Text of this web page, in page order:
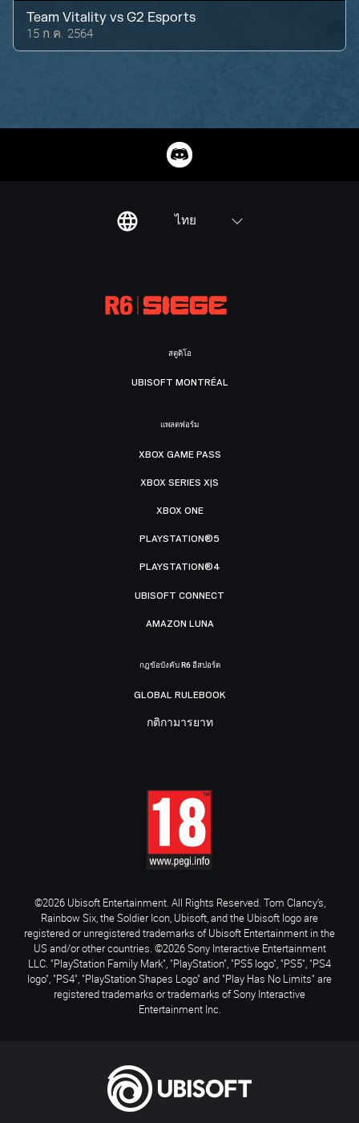
Team Vitality vsG2 Esports
15 ก.ค. 2564
ไทย
สตูดิโอ
UBISOFT MONTRÉAL
แพลตฟอร์ม
XBOX GAME PASS
XBOX SERIES X|S
XBOX ONE
PLAYSTATION®5
PLAYSTATION®4
UBISOFT CONNECT
AMAZON LUNA
กฎข้อบังคับ R6 อีสปอร์ต
GLOBAL RULEBOOK
กติกามารยาท
©2026 Ubisoft Entertainment. All Rights Reserved. Tom Clancy’s,
Rainbow Six, the Soldier Icon, Ubisoft, and the Ubisoft logo are
registered or unregistered trademarks of Ubisoft Entertainment in the
US and/or other countries. ©2026 Sony Interactive Entertainment
LLC. "PlayStation Family Mark", "PlayStation", "PS5 logo", "PS5", "PS4
logo", "PS4", "PlayStation Shapes Logo" and "Play Has No Limits" are
registered trademarks or trademarks of Sony Interactive
Entertainment Inc.